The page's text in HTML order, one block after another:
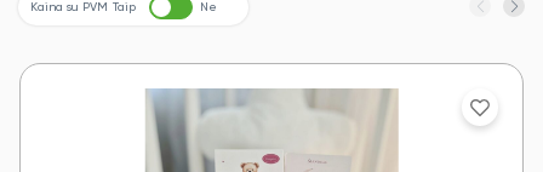
Kaina su PVM Taip Ne